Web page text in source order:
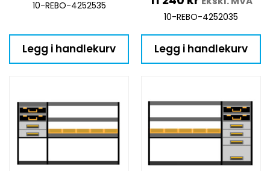
10-REBO-4252535
Legg i handlekurv
10-REBO-4252035
Legg i handlekurv